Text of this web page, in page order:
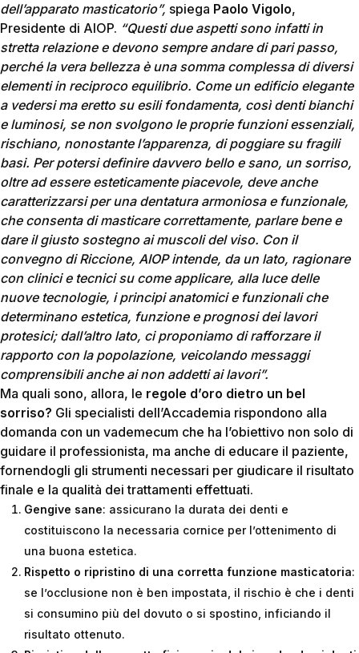
dell’apparato masticatorio”, spiega Paolo Vigolo,
Presidente di AIOP. “Questi due aspetti sono infatti in
stretta relazione e devono sempre andare di pari passo,
perché la vera bellezza è una somma complessa di diversi
elementi in reciproco equilibrio. Come un edificio elegante
a vedersi ma eretto su esili fondamenta, così denti bianchi
e luminosi, se non svolgono le proprie funzioni essenziali,
rischiano, nonostante l’apparenza, di poggiare su fragili
basi. Per potersi definire davvero bello e sano, un sorriso,
oltre ad essere esteticamente piacevole, deve anche
caratterizzarsi per una dentatura armoniosa e funzionale,
che consenta di masticare correttamente, parlare bene e
dare il giusto sostegno ai muscoli del viso. Con il
convegno di Riccione, AIOP intende, da un lato, ragionare
con clinici e tecnici su come applicare, alla luce delle
nuove tecnologie, i principi anatomici e funzionali che
determinano estetica, funzione e prognosi dei lavori
protesici; dall’altro lato, ci proponiamo di rafforzare il
rapporto con la popolazione, veicolando messaggi
comprensibili anche ai non addetti ai lavori”.
Ma quali sono, allora, le regole d’oro dietro un bel
sorriso? Gli specialisti dell’Accademia rispondono alla
domanda con un vademecum che ha l’obiettivo non solo di
guidare il professionista, ma anche di educare il paziente,
fornendogli gli strumenti necessari per giudicare il risultato
finale e la qualità dei trattamenti effettuati.
Gengive sane: assicurano la durata dei denti e
costituiscono la necessaria cornice per l’ottenimento di
una buona estetica.
Rispetto o ripristino di una corretta funzione masticatoria:
se l’occlusione non è ben impostata, il rischio è che i denti
si consumino più del dovuto o si spostino, inficiando il
risultato ottenuto.